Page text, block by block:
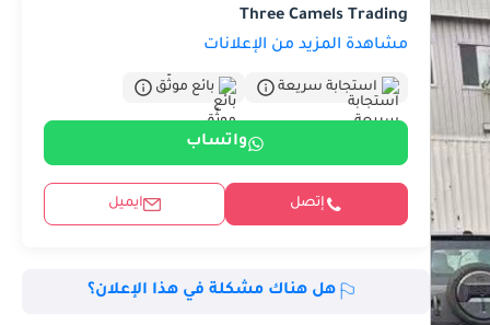
Three Camels Trading
مشاهدة المزيد من الإعلانات
استجابة سريعة بائع موثّق
واتساب
إتصل ايميل
هل هناك مشكلة في هذا الإعلان؟